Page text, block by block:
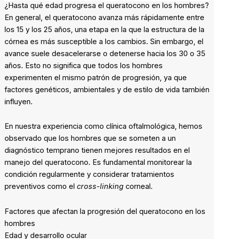
¿Hasta qué edad progresa el queratocono en los hombres?
En general, el queratocono avanza más rápidamente entre
los 15 y los 25 años, una etapa en la que la estructura de la
córnea es más susceptible a los cambios. Sin embargo, el
avance suele desacelerarse o detenerse hacia los 30 o 35
años. Esto no significa que todos los hombres
experimenten el mismo patrón de progresión, ya que
factores genéticos, ambientales y de estilo de vida también
influyen.
En nuestra experiencia como clínica oftalmológica, hemos
observado que los hombres que se someten a un
diagnóstico temprano tienen mejores resultados en el
manejo del queratocono. Es fundamental monitorear la
condición regularmente y considerar tratamientos
preventivos como el cross-linkingcorneal.
Factores que afectan la progresión del queratocono en los
hombres
Edad y desarrollo ocular